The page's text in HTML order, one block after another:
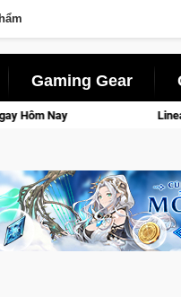
Gaming Gear
– Quyền lực và tài phú sẽ về tay